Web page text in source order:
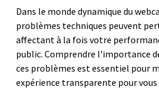
Dans le monde dynamique du
problèmes techniques peuvent
affectant à la fois votre
public. Comprendre l'importance
ces problèmes est essentiel pour
expérience transparente pour